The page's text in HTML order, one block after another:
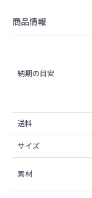
商品情報
納期の目安
送料
サイズ
素材